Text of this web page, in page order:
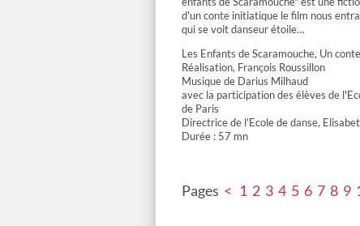
d'un conte initiatique le film nous
qui se voit danseur étoile…
Les Enfants de Scaramouche, Un
Réalisation, François Roussillon
Musique de Darius Milhaud
avec la participation des élèves de
de Paris
Directrice de l'Ecole de danse,
Durée : 57 mn
Pages < 1 2 3 4 5 6 7 8 9